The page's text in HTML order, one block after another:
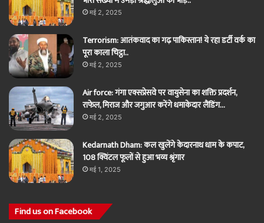
मई 2, 2025
Terrorism: आतंकवाद का गढ़ पाकिस्तान! ये रहा डर्टी वर्क का
पूरा काला चिट्ठा..
मई 2, 2025
Air force: गंगा एक्सप्रेसवे पर वायुसेना का शक्ति प्रदर्शन,
राफेल, मिराज और जगुआर करेंगे धमाकेदार लैंडिंग…
मई 2, 2025
Kedarnath Dham: कल खुलेंगे केदारनाथ धाम के कपाट,
108 क्विंटल फूलों से हुआ भव्य श्रृंगार
मई 1, 2025
Find us on Facebook